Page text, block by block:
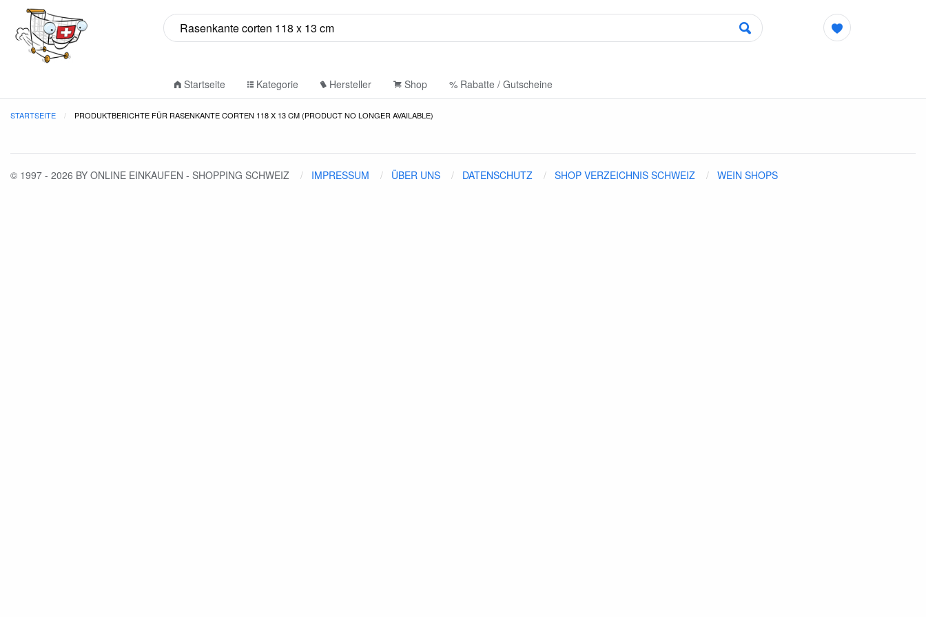
Startseite Kategorie Hersteller Shop % Rabatte / Gutscheine
STARTSEITE PRODUKTBERICHTE FÜR RASENKANTE CORTEN 118 X 13 CM (PRODUCT NO LONGER AVAILABLE)
© 1997 - 2026 BY ONLINE EINKAUFEN - SHOPPING SCHWEIZ IMPRESSUM ÜBER UNS DATENSCHUTZ SHOP VERZEICHNIS SCHWEIZ WEIN SHOPS